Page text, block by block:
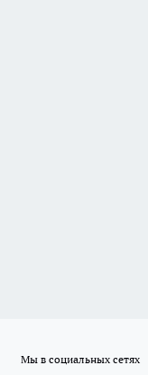
Мы в социальных сетях